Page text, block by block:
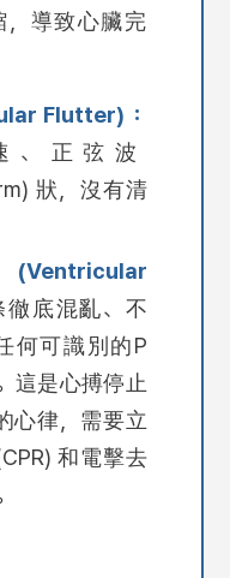
，導致心臟完
Flutter)：
、正弦波
狀，沒有清
徹底混亂、不
何可識別的P
這是心搏停止
心律，需要立
和電擊去